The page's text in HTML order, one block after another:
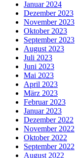
Januar 2024
Dezember 2023
November 2023
Oktober 2023
September 2023
August 2023
Juli 2023
Juni 2023
Mai 2023
April 2023
März 2023
Februar 2023
Januar 2023
Dezember 2022
November 2022
Oktober 2022
September 2022
August 2022